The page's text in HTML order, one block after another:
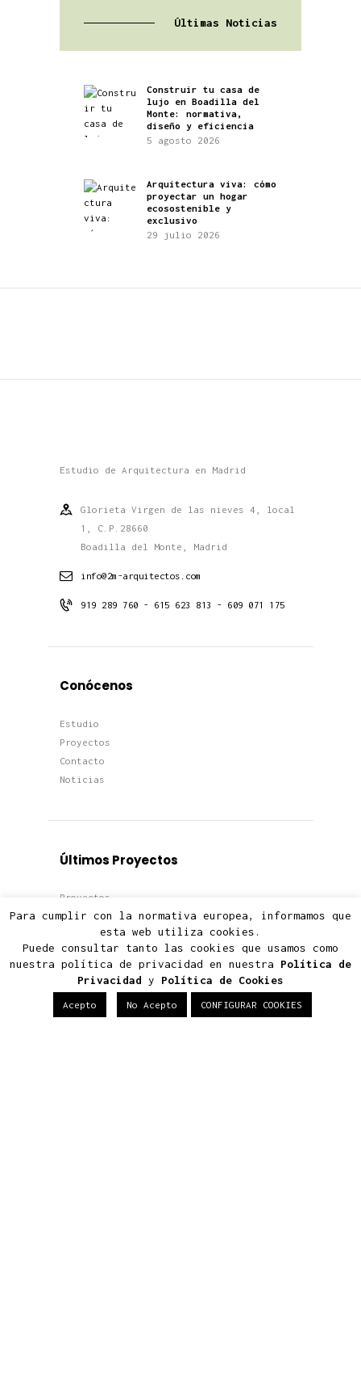
Últimas Noticias
Construir tu casa de
lujo en Boadilla del
Monte: normativa,
diseño y eficiencia
5 agosto 2026
Arquitectura viva: cómo
proyectar un hogar
ecosostenible y
exclusivo
29 julio 2026
Estudio de Arquitectura en Madrid
Glorieta Virgen de las nieves 4, local
1, C.P.28660
Boadilla del Monte, Madrid
info@2m-arquitectos.com
919 289 760 - 615 623 813 - 609 071 175
Conócenos
Estudio
Proyectos
Contacto
Noticias
Últimos Proyectos
Proyectos
Viviendas
Edificios
Terciario
Para cumplir con la normativa europea, informamos que
esta web utiliza cookies.
Puede consultar tanto las cookies que usamos como
nuestra política de privacidad en nuestra Política de
Privacidad y Política de Cookies
Acepto No Acepto CONFIGURAR COOKIES